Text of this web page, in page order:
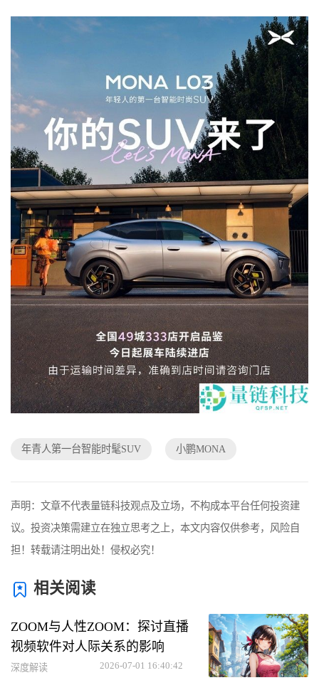
年青人第一台智能时髦SUV 小鹏MONA
声明：文章不代表量链科技观点及立场，不构成本平台任何投资建
议。投资决策需建立在独立思考之上，本文内容仅供参考，风险自
担！转载请注明出处！侵权必究！
相关阅读
ZOOM与人性ZOOM：探讨直播
视频软件对人际关系的影响
深度解读 2026-07-01 16:40:42